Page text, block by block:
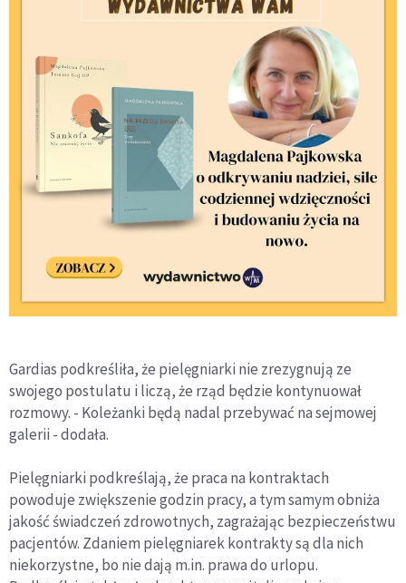
Gardias podkreśliła, że pielęgniarki nie zrezygnują ze
swojego postulatu i liczą, że rząd będzie kontynuował
rozmowy. - Koleżanki będą nadal przebywać na sejmowej
galerii - dodała.
Pielęgniarki podkreślają, że praca na kontraktach
powoduje zwiększenie godzin pracy, a tym samym obniża
jakość świadczeń zdrowotnych, zagrażając bezpieczeństwu
pacjentów. Zdaniem pielęgniarek kontrakty są dla nich
niekorzystne, bo nie dają m.in. prawa do urlopu.